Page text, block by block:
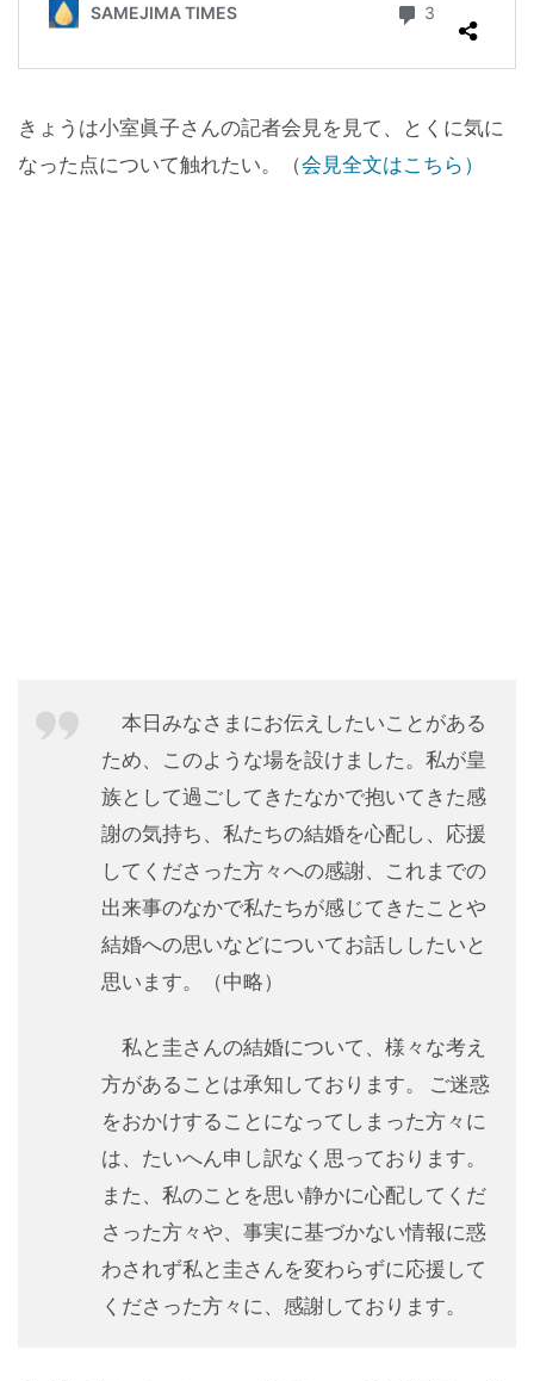
きょうは小室眞子さんの記者会見を見て、とくに気に
なった点について触れたい。（会見全文はこちら）
本日みなさまにお伝えしたいことがある
ため、このような場を設けました。私が皇
族として過ごしてきたなかで抱いてきた感
謝の気持ち、私たちの結婚を心配し、応援
してくださった方々への感謝、これまでの
出来事のなかで私たちが感じてきたことや
結婚への思いなどについてお話ししたいと
思います。（中略）
私と圭さんの結婚について、様々な考え
方があることは承知しております。 ご迷惑
をおかけすることになってしまった方々に
は、たいへん申し訳なく思っております。
また、私のことを思い静かに心配してくだ
さった方々や、事実に基づかない情報に惑
わされず私と圭さんを変わらずに応援して
くださった方々に、感謝しております。